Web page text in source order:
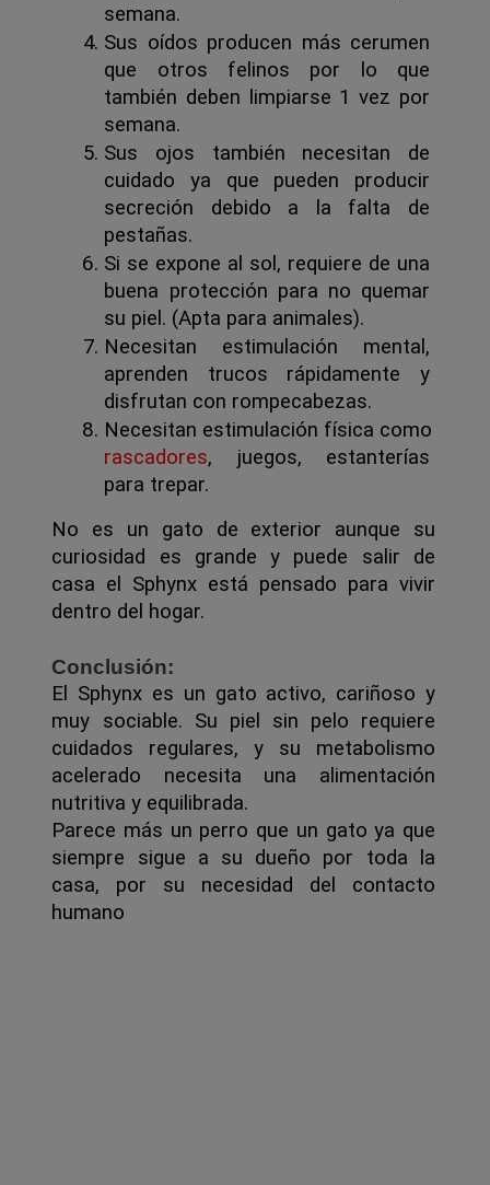
semana.
Sus oídos producen más cerumen
que otros felinos por lo que
también deben limpiarse 1 vez por
semana.
Sus ojos también necesitan de
cuidado ya que pueden producir
secreción debido a la falta de
pestañas.
Si se expone al sol, requiere de una
buena protección para no quemar
su piel. (Apta para animales).
Necesitan estimulación mental,
aprenden trucos rápidamente y
disfrutan con rompecabezas.
rascadores, juegos, estanterías
para trepar.
No es un gato de exterior aunque su
curiosidad es grande y puede salir de
casa el Sphynx está pensado para vivir
dentro del hogar.
Conclusión:
El Sphynx es un gato activo, cariñoso y
muy sociable. Su piel sin pelo requiere
cuidados regulares, y su metabolismo
acelerado necesita una alimentación
nutritiva y equilibrada.
Parece más un perro que un gato ya que
siempre sigue a su dueño por toda la
casa, por su necesidad del contacto
humano